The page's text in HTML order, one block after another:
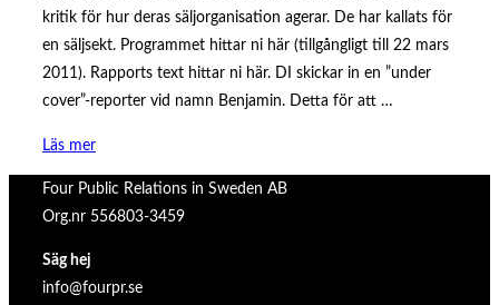
kritik för hur deras säljorganisation agerar. De har kallats för
en säljsekt. Programmet hittar ni här (tillgångligt till 22 mars
2011). Rapports text hittar ni här. DI skickar in en ”under
cover”-reporter vid namn Benjamin. Detta för att …
Läs mer”Usel
hantering
The
Four Public Relations in Sweden AB
Org.nr 556803-3459
Säg hej
info@fourpr.se